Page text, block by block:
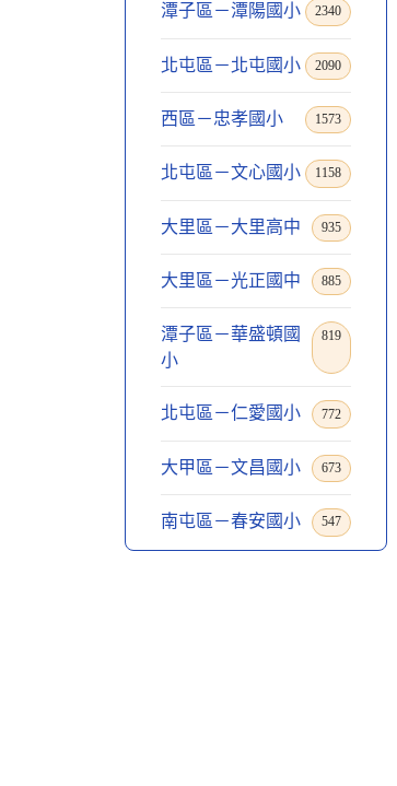
潭子區－潭陽國小 2340
北屯區－北屯國小 2090
西區－忠孝國小 1573
北屯區－文心國小 1158
大里區－大里高中 935
大里區－光正國中 885
潭子區－華盛頓國
小
819
北屯區－仁愛國小 772
大甲區－文昌國小 673
南屯區－春安國小 547